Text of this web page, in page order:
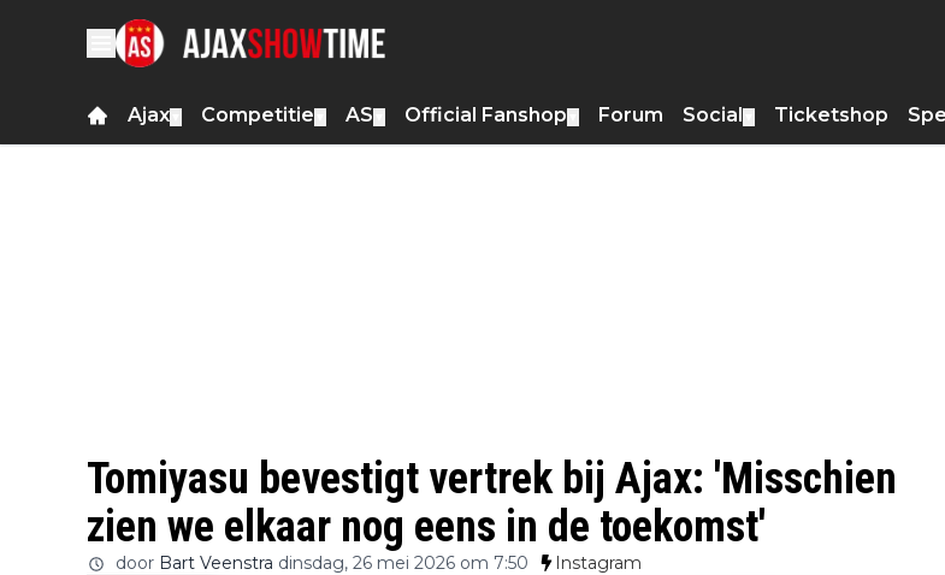
Ajax Competitie AS Official Fanshop Forum Social Ticketshop
Tomiyasu bevestigt vertrek bij Ajax: 'Misschien
zien we elkaar nog eens in de toekomst'
door Bart Veenstra dinsdag, 26 mei 2026 om 7:50 Instagram